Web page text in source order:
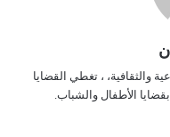
والثقافية، ، تغطي القضايا
الأطفال والشباب.